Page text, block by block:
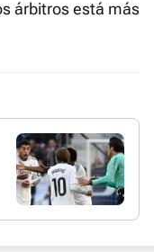
árbitros está más